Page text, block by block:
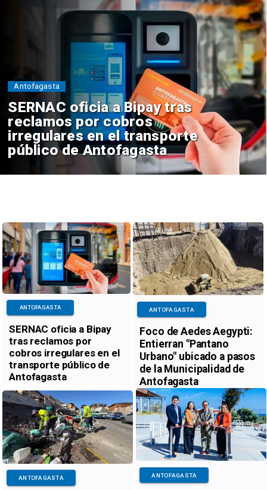
SERNAC oficia a Bipay tras
reclamos por cobros
irregulares en el transporte
público de Antofagasta
Antofagasta
SERNAC oficia a Bipay
tras reclamos por
cobros irregulares en el
transporte público de
Antofagasta
ANTOFAGASTA
Foco de Aedes Aegypti:
Entierran "Pantano
Urbano" ubicado a pasos
de la Municipalidad de
Antofagasta
ANTOFAGASTA
ANTOFAGASTA ANTOFAGASTA